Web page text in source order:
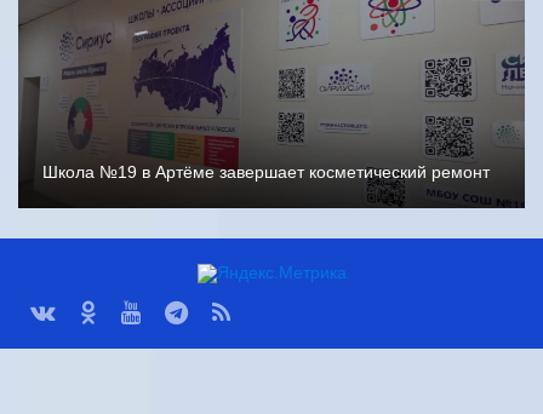
Школа №19 в Артёме завершает косметический ремонт